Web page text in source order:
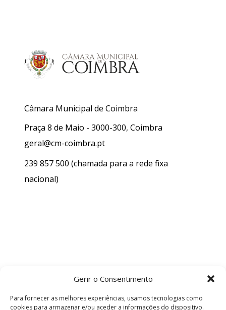
Gerir o Consentimento
Para fornecer as melhores experiências, usamos tecnologias como
cookies para armazenar e/ou aceder a informações do dispositivo.
Câmara Municipal de Coimbra
Praça 8 de Maio - 3000-300, Coimbra
geral@cm-coimbra.pt
239 857 500 (chamada para a rede fixa
nacional)